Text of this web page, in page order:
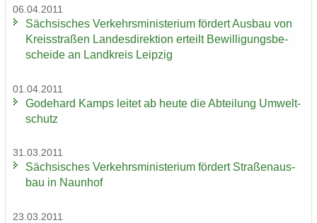
06.04.2011
Säch­si­sches Ver­kehrs­mi­nis­te­ri­um för­dert Aus­bau von
Kreis­stra­ßen Lan­des­di­rek­ti­on er­teilt Be­wil­li­gungs­be­
schei­de an Land­kreis Leip­zig
01.04.2011
Go­de­hard Kamps lei­tet ab heute die Ab­tei­lung Um­welt­
schutz
31.03.2011
Säch­si­sches Ver­kehrs­mi­nis­te­ri­um för­dert Stra­ßen­aus­
bau in Naun­hof
23.03.2011